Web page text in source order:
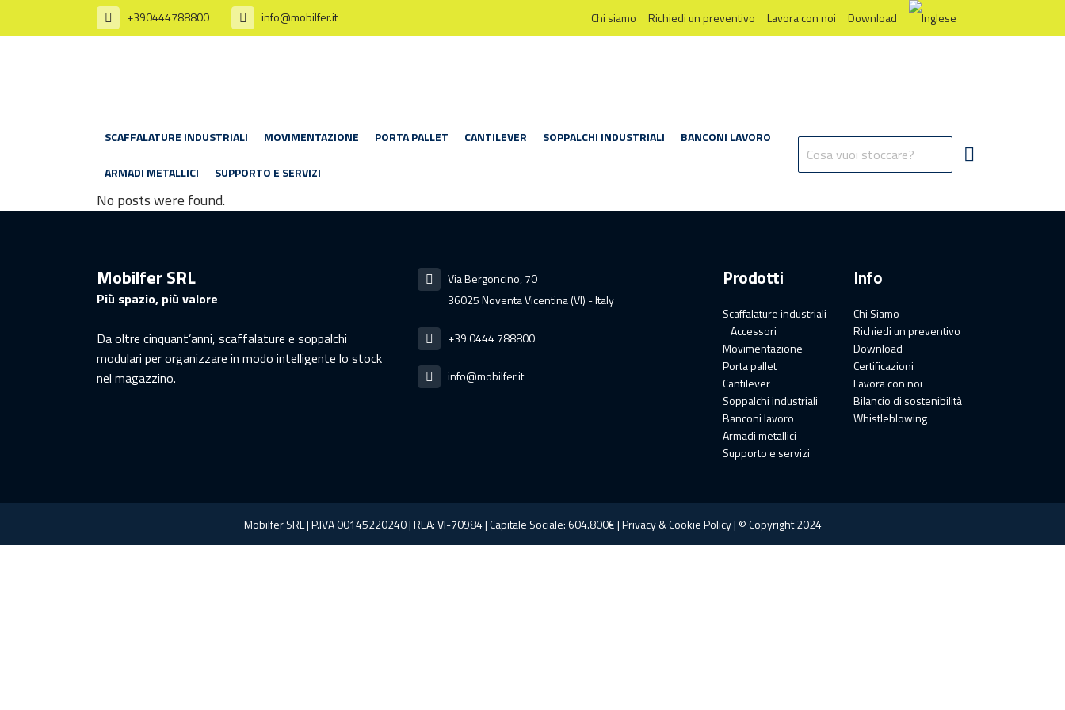
+390444788800 info@mobilfer.it Chi siamo Richiedi un preventivo Lavora con noi Download
SCAFFALATURE INDUSTRIALI MOVIMENTAZIONE PORTA PALLET CANTILEVER SOPPALCHI INDUSTRIALI BANCONI LAVORO
ARMADI METALLICI SUPPORTO E SERVIZI
No posts were found.
Mobilfer SRL
Più spazio, più valore
Da oltre cinquant’anni, scaffalature e soppalchi
modulari per organizzare in modo intelligente lo stock
nel magazzino.
Via Bergoncino, 70
36025 Noventa Vicentina (VI) - Italy
+39 0444 788800
info@mobilfer.it
Prodotti
Scaffalature industriali
Accessori
Movimentazione
Porta pallet
Cantilever
Soppalchi industriali
Banconi lavoro
Armadi metallici
Supporto e servizi
Info
Chi Siamo
Richiedi un preventivo
Download
Certificazioni
Lavora con noi
Bilancio di sostenibilità
Whistleblowing
Mobilfer SRL | P.IVA 00145220240 | REA: VI-70984 | Capitale Sociale: 604.800€ |Privacy&CookiePolicy | © Copyright 2024